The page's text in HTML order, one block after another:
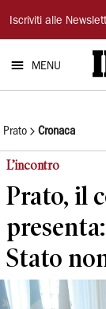
Il
Tirreno
Iscriviti alle
MENU
Prato Cronaca
L’incontro
Prato, il
Stato